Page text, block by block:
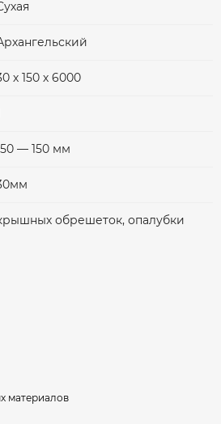
х 150 х 6000
— 150 мм
обрешеток, опалубки
материалов